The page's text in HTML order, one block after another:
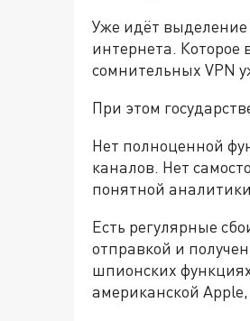
Уже идёт выделение
интернета. Которое
сомнительных VPN
При этом
Нет полноценной
каналов. Нет
понятной
Есть регулярные
отправкой и
шпионских
американской